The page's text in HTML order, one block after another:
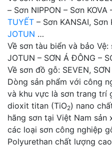
– Sơn NIPPON – Sơn KOVA
TUYẾT – Sơn KANSAI, Sơn
JOTUN …
Về sơn tàu biển và bảo Vệ:
JOTUN – SƠN Á ĐÔNG –
Về sơn đồ gỗ: SEVEN, SƠN
Dòng sản phẩm với công
và khu vực là sơn trang trí
dioxit titan (TiO2) nano
hãng sơn tại Việt Nam
các loại sơn công nghiệp
Polyurethan chất lượng